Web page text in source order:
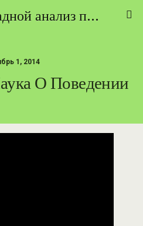
ABA (прикладной анализ поведения) - ТЕОРИЯ И ПРАКТИКА
1, 2014
О Поведении